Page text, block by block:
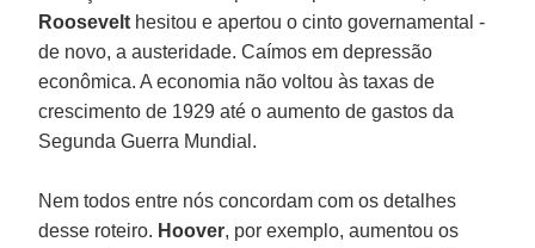
Roosevelt hesitou e apertou o cinto governamental -
de novo, a austeridade. Caímos em depressão
econômica. A economia não voltou às taxas de
crescimento de 1929 até o aumento de gastos da
Segunda Guerra Mundial.
Nem todos entre nós concordam com os detalhes
desse roteiro. Hoover, por exemplo, aumentou os